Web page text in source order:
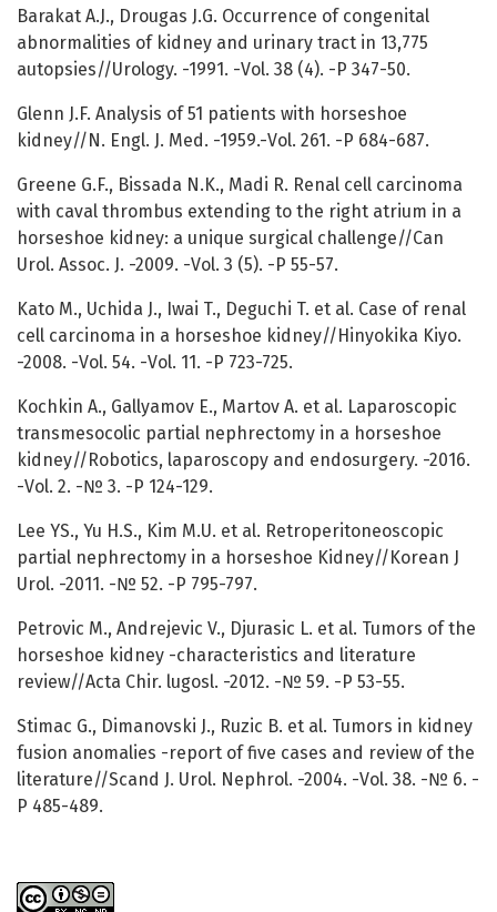
Barakat A.J., Drougas J.G. Occurrence of congenital
abnormalities of kidney and urinary tract in 13,775
autopsies//Urology. -1991. -Vol. 38 (4). -Р 347-50.
Glenn J.F. Analysis of 51 patients with horseshoe
kidney//N. Engl. J. Med. -1959.-Vol. 261. -Р 684-687.
Greene G.F., Bissada N.K., Madi R. Renal cell carcinoma
with caval thrombus extending to the right atrium in a
horseshoe kidney: a unique surgical challenge//Can
Urol. Assoc. J. -2009. -Vol. 3 (5). -Р 55-57.
Kato M., Uchida J., Iwai T., Deguchi T. et al. Case of renal
cell carcinoma in a horseshoe kidney//Hinyokika Kiyo.
-2008. -Vol. 54. -Vol. 11. -P 723-725.
Kochkin A., Gallyamov E., Martov A. et al. Laparoscopic
transmesocolic partial nephrectomy in a horseshoe
kidney//Robotics, laparoscopy and endosurgery. -2016.
-Vol. 2. -№ 3. -Р 124-129.
Lee YS., Yu H.S., Kim M.U. et al. Retroperitoneoscopic
partial nephrectomy in a horseshoe Kidney//Korean J
Urol. -2011. -№ 52. -Р 795-797.
Petrovic M., Andrejevic V., Djurasic L. et al. Tumors of the
horseshoe kidney -characteristics and literature
review//Acta Chir. lugosl. -2012. -№ 59. -P 53-55.
Stimac G., Dimanovski J., Ruzic B. et al. Tumors in kidney
fusion anomalies -report of five cases and review of the
literature//Scand J. Urol. Nephrol. -2004. -Vol. 38. -№ 6. -
P 485-489.